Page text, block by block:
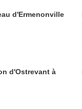
d'Ermenonville
d'Ostrevant à